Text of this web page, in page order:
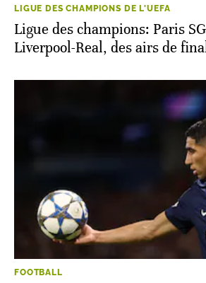
LIGUE DES CHAMPIONS DE L'UEFA
Ligue des champions: Paris
Liverpool-Real, des airs de
FOOTBALL